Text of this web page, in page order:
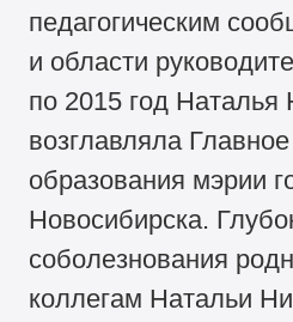
педагогическим
и области
по 2015 год Наталья
возглавляла
образования мэрии
Новосибирска.
соболезнования
коллегам Натальи